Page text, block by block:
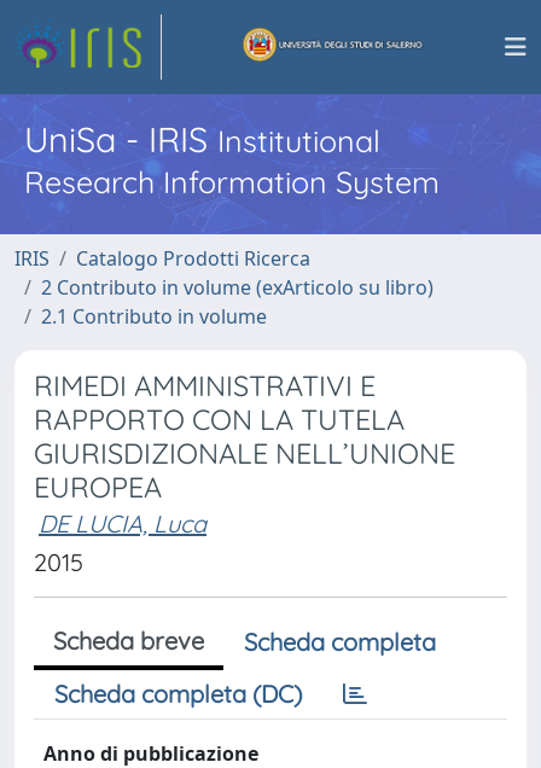
UniSa - IRISInstitutional
Research Information System
IRIS
Catalogo Prodotti Ricerca
2 Contributo in volume (exArticolo su libro)
2.1 Contributo in volume
RIMEDI AMMINISTRATIVI E
RAPPORTO CON LA TUTELA
GIURISDIZIONALE NELL’UNIONE
EUROPEA
DE LUCIA, Luca
2015
Scheda breve
Scheda completa
Scheda completa (DC)
Anno di pubblicazione